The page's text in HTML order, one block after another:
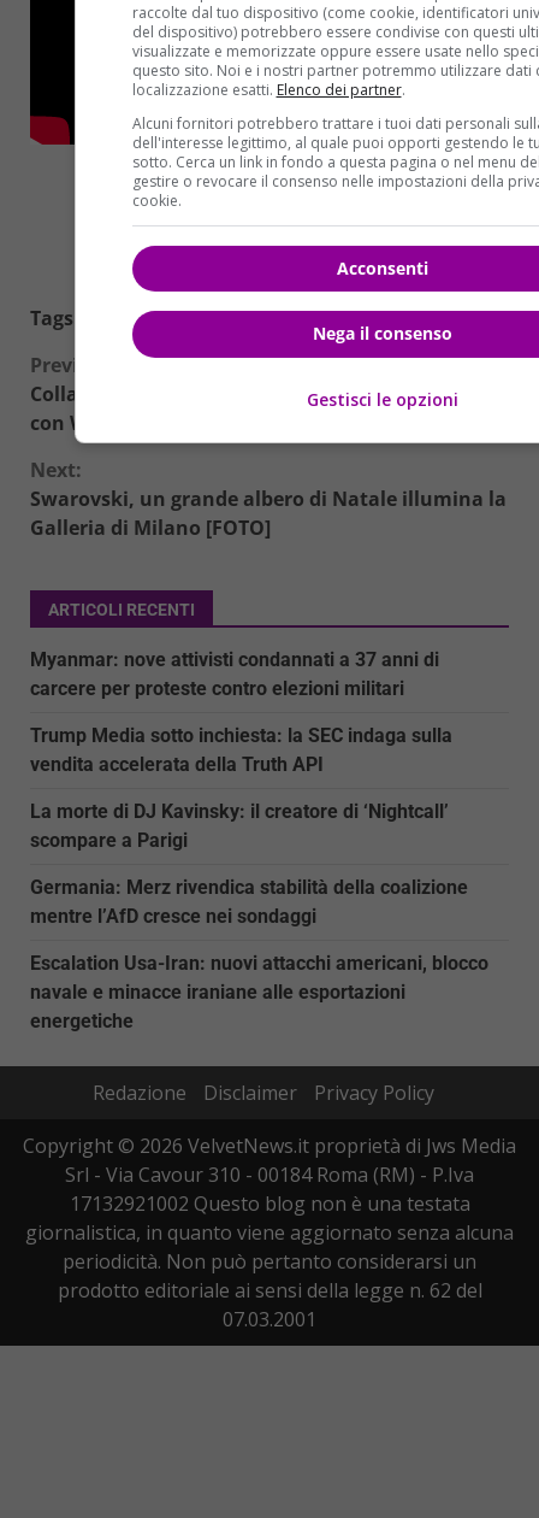
Tags: Oscar Pistorius
Continue
Reading
Previous:
Collateral Beauty: anche Helen Mirren nel cast
con Will Smith
Next:
Swarovski, un grande albero di Natale illumina la
Galleria di Milano [FOTO]
ARTICOLI RECENTI
Myanmar: nove attivisti condannati a 37 anni di
carcere per proteste contro elezioni militari
Trump Media sotto inchiesta: la SEC indaga sulla
vendita accelerata della Truth API
La morte di DJ Kavinsky: il creatore di ‘Nightcall’
scompare a Parigi
Germania: Merz rivendica stabilità della coalizione
mentre l’AfD cresce nei sondaggi
Escalation Usa-Iran: nuovi attacchi americani, blocco
navale e minacce iraniane alle esportazioni
energetiche
Redazione Disclaimer
Privacy Policy
Copyright © 2026 VelvetNews.it proprietà di Jws Media
Srl - Via Cavour 310 - 00184 Roma (RM) - P.Iva
17132921002 Questo blog non è una testata
giornalistica, in quanto viene aggiornato senza alcuna
periodicità. Non può pertanto considerarsi un
prodotto editoriale ai sensi della legge n. 62 del
07.03.2001
raccolte dal tuo dispositivo (come cookie, identificatori
del dispositivo) potrebbero essere condivise con questi
visualizzate e memorizzate oppure essere usate nello
questo sito. Noi e i nostri partner potremmo utilizzare dati
localizzazione esatti. Elenco dei partner.
Alcuni fornitori potrebbero trattare i tuoi dati personali
dell'interesse legittimo, al quale puoi opporti gestendo le
sotto. Cerca un link in fondo a questa pagina o nel menu
gestire o revocare il consenso nelle impostazioni della
cookie.
Acconsenti
Nega il consenso
Gestisci le opzioni